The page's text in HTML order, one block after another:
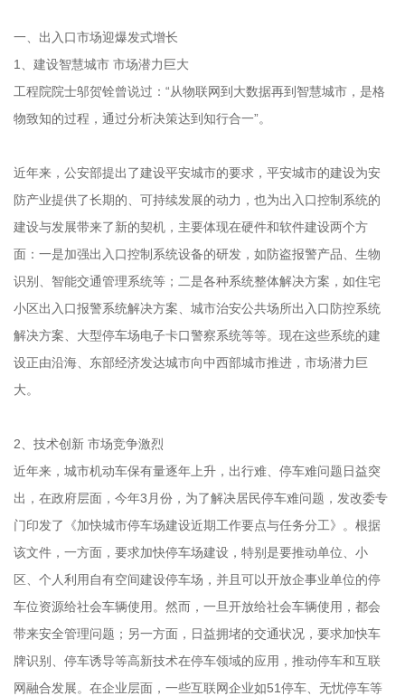
一、出入口市场迎爆发式增长
1、建设智慧城市 市场潜力巨大
工程院院士邬贺铨曾说过：“从物联网到大数据再到智慧城市，是格
物致知的过程，通过分析决策达到知行合一”。
近年来，公安部提出了建设平安城市的要求，平安城市的建设为安
防产业提供了长期的、可持续发展的动力，也为出入口控制系统的
建设与发展带来了新的契机，主要体现在硬件和软件建设两个方
面：一是加强出入口控制系统设备的研发，如防盗报警产品、生物
识别、智能交通管理系统等；二是各种系统整体解决方案，如住宅
小区出入口报警系统解决方案、城市治安公共场所出入口防控系统
解决方案、大型停车场电子卡口警察系统等等。现在这些系统的建
设正由沿海、东部经济发达城市向中西部城市推进，市场潜力巨
大。
2、技术创新 市场竞争激烈
近年来，城市机动车保有量逐年上升，出行难、停车难问题日益突
出，在政府层面，今年3月份，为了解决居民停车难问题，发改委专
门印发了《加快城市停车场建设近期工作要点与任务分工》。根据
该文件，一方面，要求加快停车场建设，特别是要推动单位、小
区、个人利用自有空间建设停车场，并且可以开放企事业单位的停
车位资源给社会车辆使用。然而，一旦开放给社会车辆使用，都会
带来安全管理问题；另一方面，日益拥堵的交通状况，要求加快车
牌识别、停车诱导等高新技术在停车领域的应用，推动停车和互联
网融合发展。在企业层面，一些互联网企业如51停车、无忧停车等